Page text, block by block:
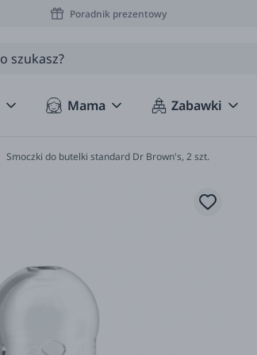
Poradnik prezentowy
Mama Zabawki
Smoczki do butelki standard Dr Brown's, 2 szt.